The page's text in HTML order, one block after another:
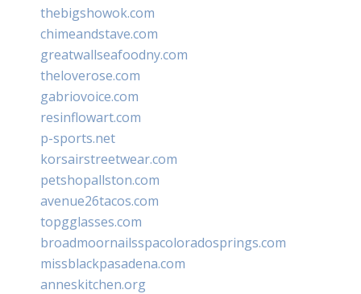
thebigshowok.com
chimeandstave.com
greatwallseafoodny.com
theloverose.com
gabriovoice.com
resinflowart.com
p-sports.net
korsairstreetwear.com
petshopallston.com
avenue26tacos.com
topgglasses.com
broadmoornailsspacoloradosprings.com
missblackpasadena.com
anneskitchen.org